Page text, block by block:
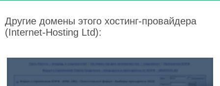
Другие домены этого хостинг-провайдера
(Internet-Hosting Ltd):